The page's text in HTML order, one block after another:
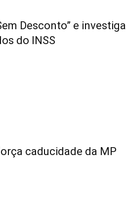
Desconto” e investiga
do INSS
caducidade da MP